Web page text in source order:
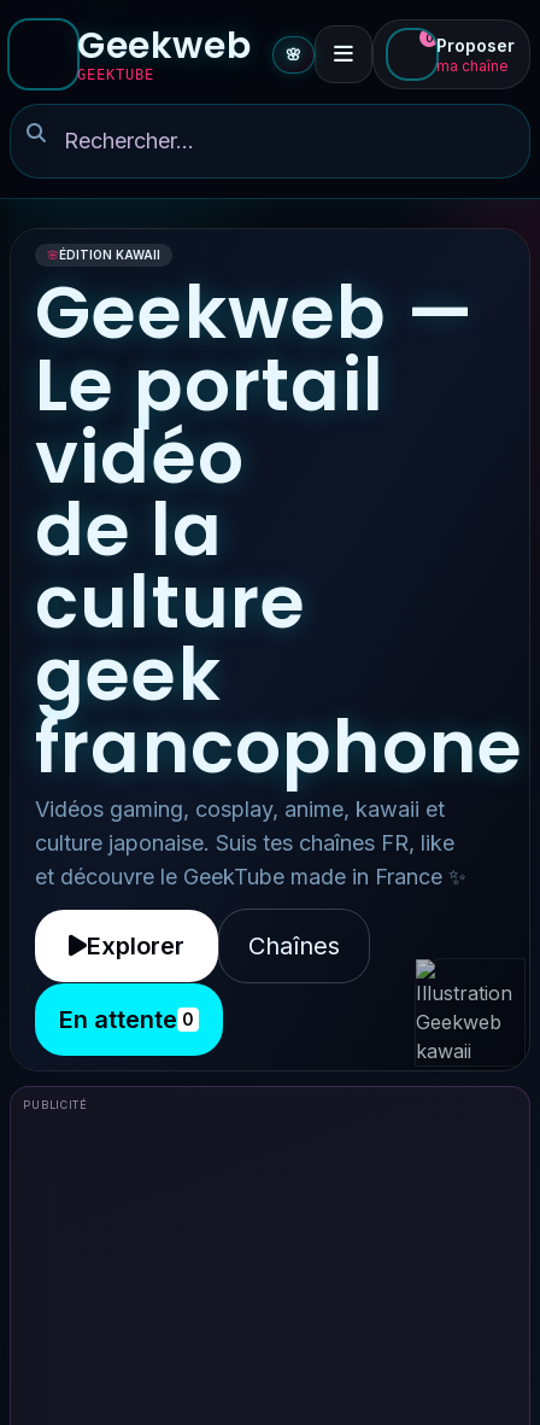
Geekweb
GEEKTUBE
🌸
0 Proposer
ma chaîne
🌸ÉDITION KAWAII
Geekweb —
Le portail
vidéo
de la
culture
geek
francophone
Vidéos gaming, cosplay, anime, kawaii et
culture japonaise. Suis tes chaînes FR, like
et découvre le GeekTube made in France ✨
Explorer Chaînes
En attente 0
PUBLICITÉ